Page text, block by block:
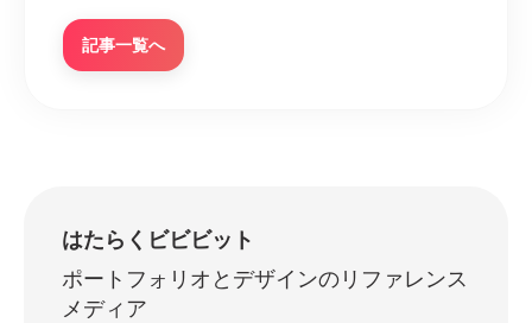
記事一覧へ
はたらくビビビット
ポートフォリオとデザインのリファレンス
メディア